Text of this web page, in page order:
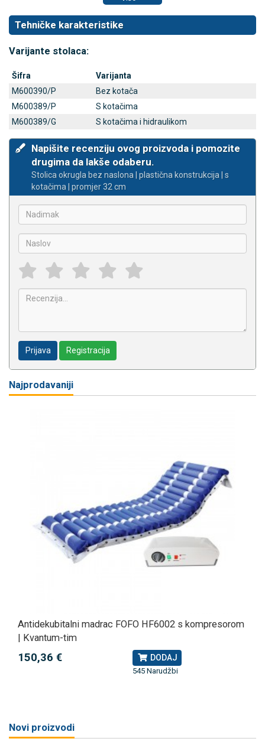
Tehničke karakteristike
Varijante stolaca:
Šifra
Varijanta
M600390/P
Bez kotača
M600389/P
S kotačima
M600389/G
S kotačima i hidraulikom
Napišite recenziju ovog proizvoda i pomozite
drugima da lakše odaberu.
Stolica okrugla bez naslona | plastična konstrukcija | s
kotačima | promjer 32 cm
Prijava Registracija
Najprodavaniji
Antidekubitalni madrac FOFO HF6002 s kompresorom
| Kvantum-tim
150,36 € DODAJ
545 Narudžbi
Novi proizvodi